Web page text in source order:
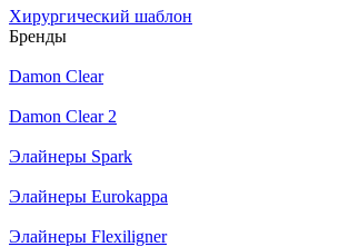
Хирургический шаблон
Бренды
Damon Clear
Damon Clear 2
Элайнеры Spark
Элайнеры Eurokappa
Элайнеры Flexiligner